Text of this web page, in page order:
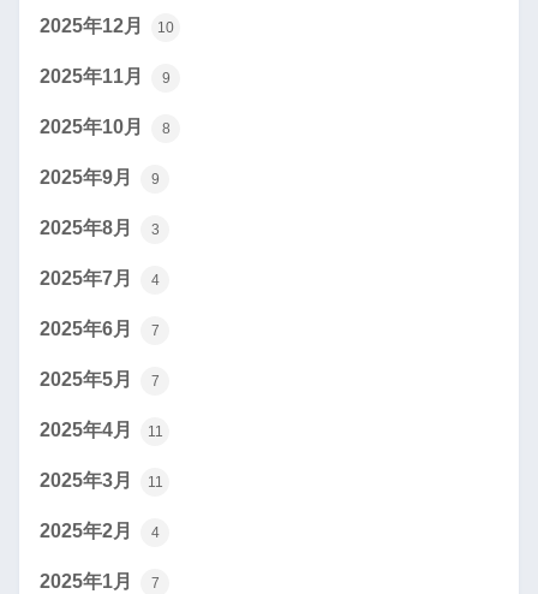
2025年12月 10
2025年11月 9
2025年10月 8
2025年9月 9
2025年8月 3
2025年7月 4
2025年6月 7
2025年5月 7
2025年4月 11
2025年3月 11
2025年2月 4
2025年1月 7